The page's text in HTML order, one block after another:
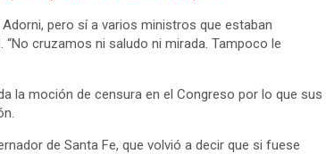
pero sí a varios ministros que estaban
“No cruzamos ni saludo ni mirada. Tampoco le
la moción de censura en el Congreso por lo que sus
de Santa Fe, que volvió a decir que si fuese